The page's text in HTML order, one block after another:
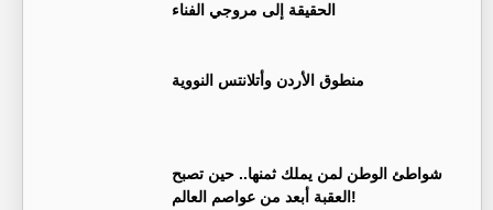
الحقيقة إلى مروجي الفناء
منطوق الأردن وأتلانتس النووية
شواطئ الوطن لمن يملك ثمنها.. حين تصبح
العقبة أبعد من عواصم العالم!